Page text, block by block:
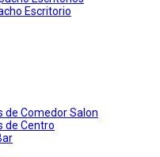
Escritorio
de Comedor Salon
de Centro